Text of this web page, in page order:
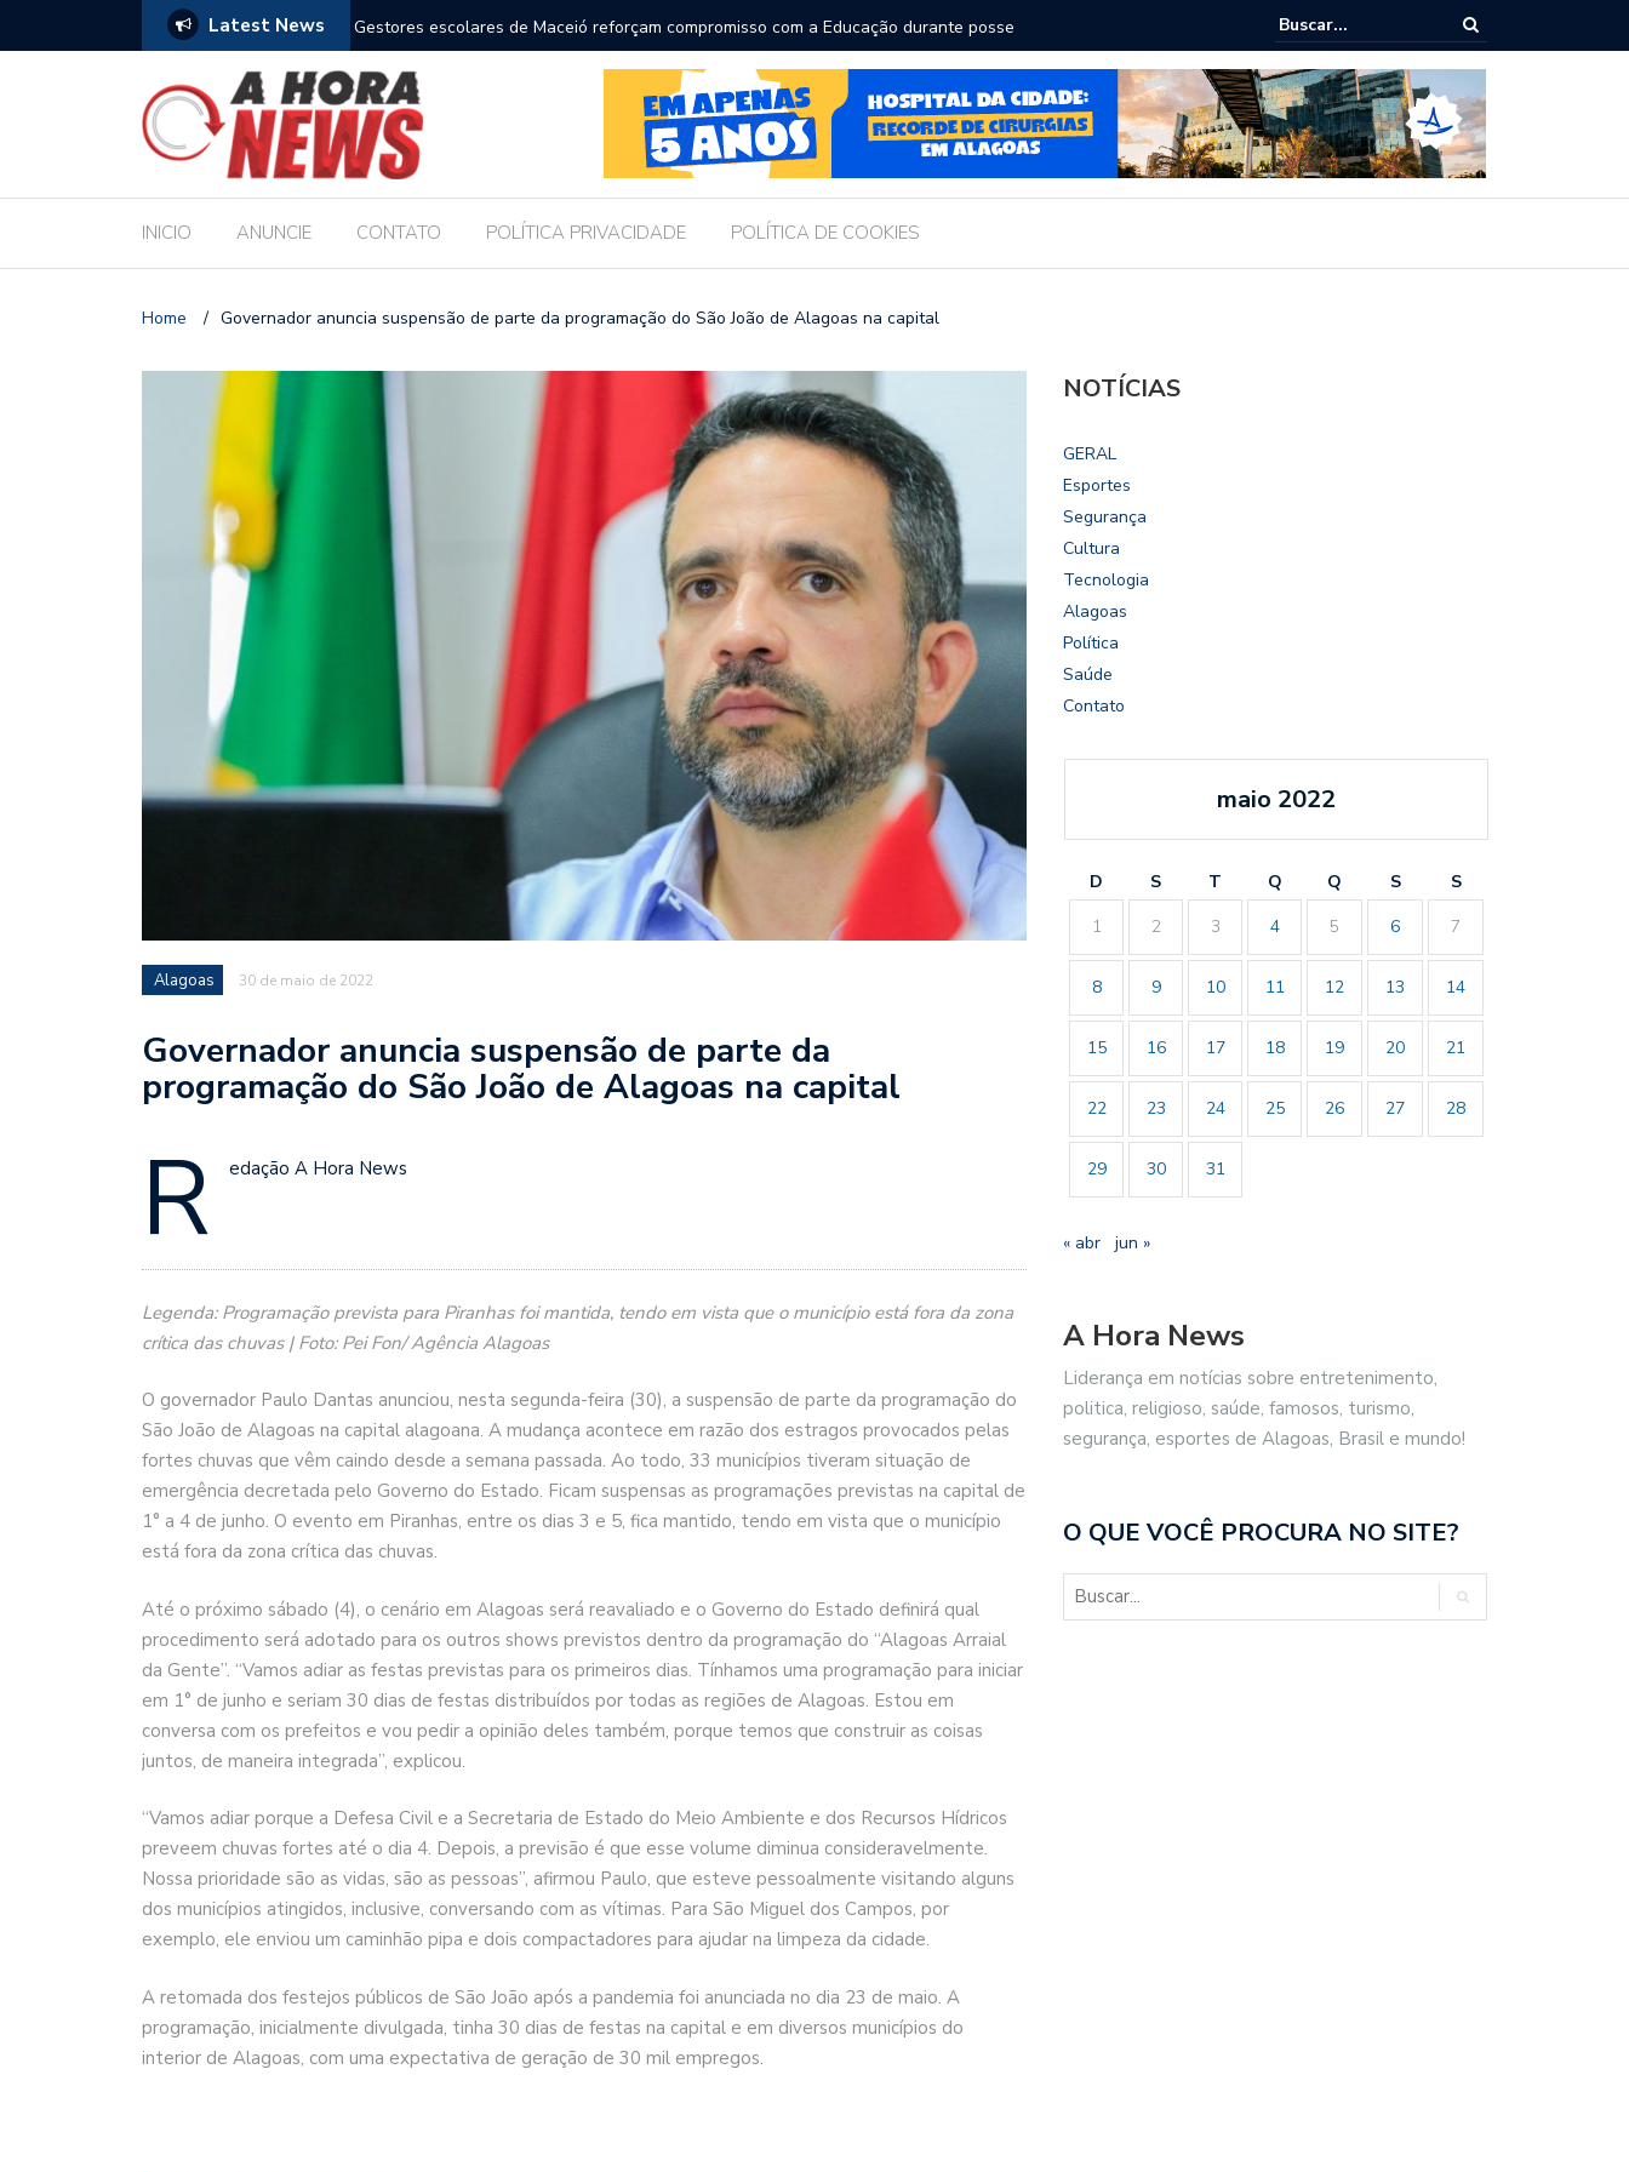
Latest News
com a Educação durante posse Bolsonaro pede ao STF para receber os filhos no Dia dos Pais
Câmara dialoga com UFAL e Faculdade de Coimbra sobre parcerias para
Legislativo
INICIO ANUNCIE CONTATO POLÍTICA PRIVACIDADE POLÍTICA DE COOKIES
Home / Governador anuncia suspensão de parte da programação do São João de Alagoas na capital
Alagoas 30 de maio de 2022
Governador anuncia suspensão de parte da
programação do São João de Alagoas na capital
R edação A Hora News
Legenda: Programação prevista para Piranhas foi mantida, tendo em vista que o município está fora da zona
crítica das chuvas | Foto: Pei Fon/ Agência Alagoas
O governador Paulo Dantas anunciou, nesta segunda-feira (30), a suspensão de parte da programação do
São João de Alagoas na capital alagoana. A mudança acontece em razão dos estragos provocados pelas
fortes chuvas que vêm caindo desde a semana passada. Ao todo, 33 municípios tiveram situação de
emergência decretada pelo Governo do Estado. Ficam suspensas as programações previstas na capital de
1° a 4 de junho. O evento em Piranhas, entre os dias 3 e 5, fica mantido, tendo em vista que o município
está fora da zona crítica das chuvas.
Até o próximo sábado (4), o cenário em Alagoas será reavaliado e o Governo do Estado definirá qual
procedimento será adotado para os outros shows previstos dentro da programação do “Alagoas Arraial
da Gente”. “Vamos adiar as festas previstas para os primeiros dias. Tínhamos uma programação para iniciar
em 1° de junho e seriam 30 dias de festas distribuídos por todas as regiões de Alagoas. Estou em
conversa com os prefeitos e vou pedir a opinião deles também, porque temos que construir as coisas
juntos, de maneira integrada”, explicou.
“Vamos adiar porque a Defesa Civil e a Secretaria de Estado do Meio Ambiente e dos Recursos Hídricos
preveem chuvas fortes até o dia 4. Depois, a previsão é que esse volume diminua consideravelmente.
Nossa prioridade são as vidas, são as pessoas”, afirmou Paulo, que esteve pessoalmente visitando alguns
dos municípios atingidos, inclusive, conversando com as vítimas. Para São Miguel dos Campos, por
exemplo, ele enviou um caminhão pipa e dois compactadores para ajudar na limpeza da cidade.
A retomada dos festejos públicos de São João após a pandemia foi anunciada no dia 23 de maio. A
programação, inicialmente divulgada, tinha 30 dias de festas na capital e em diversos municípios do
interior de Alagoas, com uma expectativa de geração de 30 mil empregos.
NOTÍCIAS
GERAL
Esportes
Segurança
Cultura
Tecnologia
Alagoas
Política
Saúde
Contato
maio 2022
D S T Q Q S
S
1
2 3 4 5 6 7
8 9 10 11 12 13 14
15 16 17 18 19 20 21
22 23 24 25 26 27 28
29 30 31
« abr jun »
A Hora News
Liderança em notícias sobre entretenimento,
politica, religioso, saúde, famosos, turismo,
segurança, esportes de Alagoas, Brasil e mundo!
O QUE VOCÊ PROCURA NO SITE?